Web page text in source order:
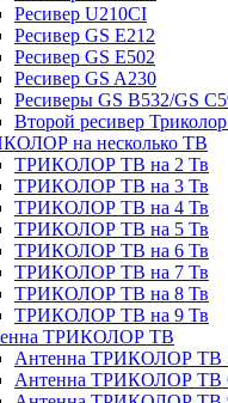
Ресивер U210CI
Ресивер GS E212
Ресивер GS E502
Ресивер GS A230
Ресиверы GS B532/GS
Второй ресивер
на несколько ТВ
ТРИКОЛОР ТВ на 2 Тв
ТРИКОЛОР ТВ на 3 Тв
ТРИКОЛОР ТВ на 4 Тв
ТРИКОЛОР ТВ на 5 Тв
ТРИКОЛОР ТВ на 6 Тв
ТРИКОЛОР ТВ на 7 Тв
ТРИКОЛОР ТВ на 8 Тв
ТРИКОЛОР ТВ на 9 Тв
ТРИКОЛОР ТВ
Антенна ТРИКОЛОР ТВ
Антенна ТРИКОЛОР ТВ